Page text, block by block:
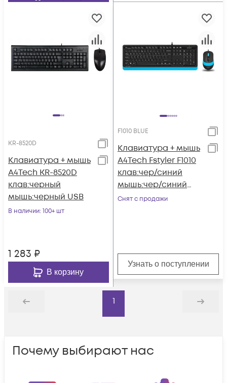
KR-8520D
Клавиатура + мышь
A4Tech KR-8520D
клав:черный
мышь:черный USB
В наличии: 100+ шт
1 283 ₽
В корзину
F1010 BLUE
Клавиатура + мышь
A4Tech Fstyler F1010
клав:чер/синий
мышь:чер/синий
USB Multimedia
Снят с продажи
Узнать о поступлении
Назад
1
Дальше
Почему выбирают нас